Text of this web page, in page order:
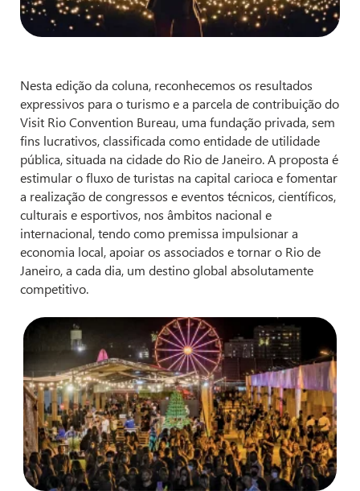
Nesta edição da coluna, reconhecemos os resultados
expressivos para o turismo e a parcela de contribuição do
Visit Rio Convention Bureau, uma fundação privada, sem
fins lucrativos, classificada como entidade de utilidade
pública, situada na cidade do Rio de Janeiro. A proposta é
estimular o fluxo de turistas na capital carioca e fomentar
a realização de congressos e eventos técnicos, científicos,
culturais e esportivos, nos âmbitos nacional e
internacional, tendo como premissa impulsionar a
economia local, apoiar os associados e tornar o Rio de
Janeiro, a cada dia, um destino global absolutamente
competitivo.